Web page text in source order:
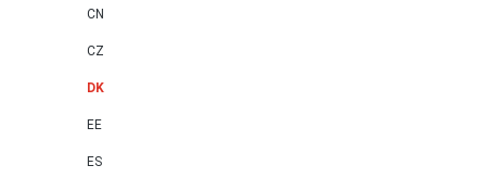
CN
CZ
DK
EE
ES